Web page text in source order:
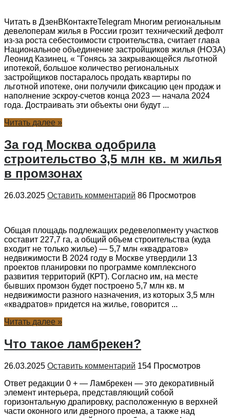
Читать в ДзенВКонтактеTelegram Многим региональным
девелоперам жилья в России грозит технический дефолт
из-за роста себестоимости строительства, считает глава
Национальное объединение застройщиков жилья (НОЗА)
Леонид Казинец. « "Гонясь за закрывающейся льготной
ипотекой, большое количество региональных
застройщиков постаралось продать квартиры по
льготной ипотеке, они получили фиксацию цен продаж и
наполнение эскроу-счетов конца 2023 — начала 2024
года. Достраивать эти объекты они будут ...
Читать далее »
За год Москва одобрила
строительство 3,5 млн кв. м жилья
в промзонах
26.03.2025 Оставить комментарий 86 Просмотров
Общая площадь подлежащих редевелопменту участков
составит 227,7 га, а общий объем строительства (куда
входит не только жилье) — 5,7 млн «квадратов»
недвижимости В 2024 году в Москве утвердили 13
проектов планировки по программе комплексного
развития территорий (КРТ). Согласно им, на месте
бывших промзон будет построено 5,7 млн кв. м
недвижимости разного назначения, из которых 3,5 млн
«квадратов» придется на жилье, говорится ...
Читать далее »
Что такое ламбрекен?
26.03.2025 Оставить комментарий 154 Просмотров
Ответ редакции 0 + — Ламбрекен — это декоративный
элемент интерьера, представляющий собой
горизонтальную драпировку, расположенную в верхней
части оконного или дверного проема, а также над